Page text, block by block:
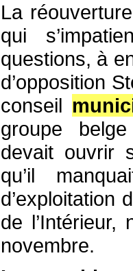
La
qui
questions, à
d’opposition
conseil
groupe
devait ouvrir
qu’il
d’exploitation
de l’Intérieur,
novembre.